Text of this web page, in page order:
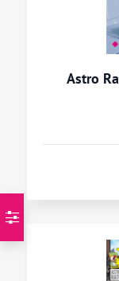
Astro